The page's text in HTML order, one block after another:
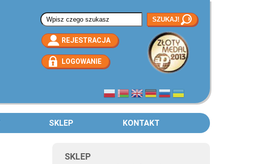
Formularz wyszukiwania
REJESTRACJA
LOGOWANIE
SKLEP KONTAKT
SKLEP